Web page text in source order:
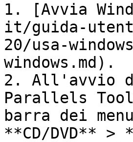
1. [Avvia
it/guida-
20/usa-
windows.md).
2. All'avvio
Parallels
barra dei
**CD/DVD**